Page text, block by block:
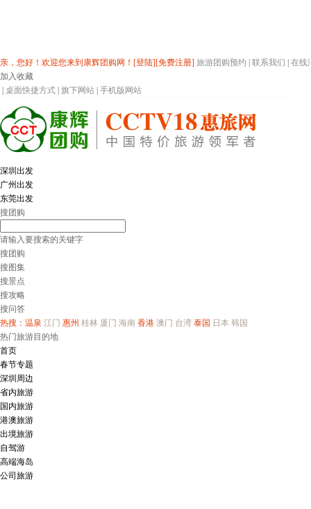
亲，您好！欢迎您来到康辉团购网！ [登陆][免费注册] 旅游团购预约 联系我们
在线
加入收藏
桌面快捷方式 旗下网站 手机版网站
深圳出发
广州出发
东莞出发
搜团购
请输入要搜索的关键字
搜团购
搜图集
搜景点
搜攻略
搜问答
热搜： 温泉 江门 惠州 桂林 厦门 海南 香港 澳门 台湾 泰国 日本 韩国
热门旅游目的地
首页
春节专题
深圳周边
省内旅游
国内旅游
港澳旅游
出境旅游
自驾游
高端海岛
公司旅游